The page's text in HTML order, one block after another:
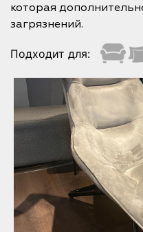
которая
загрязнений.
Подходит для: